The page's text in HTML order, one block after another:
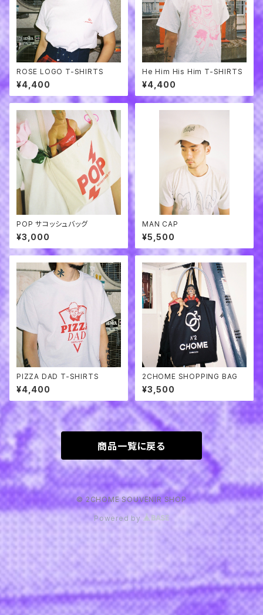
ROSE LOGO T-SHIRTS
¥4,400
He Him His Him T-SHIRTS
¥4,400
POP サコッシュバッグ
¥3,000
MAN CAP
¥5,500
PIZZA DAD T-SHIRTS
¥4,400
2CHOME SHOPPING BAG
¥3,500
商品一覧に戻る
© 2CHOME SOUVENIR SHOP
Powered by